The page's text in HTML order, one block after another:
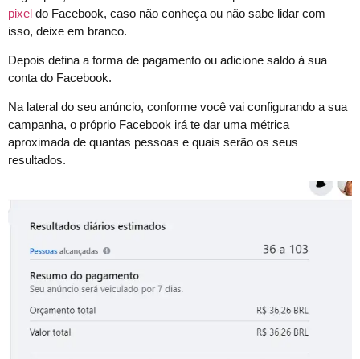
pixel do Facebook, caso não conheça ou não sabe lidar com
isso, deixe em branco.
Depois defina a forma de pagamento ou adicione saldo à sua
conta do Facebook.
Na lateral do seu anúncio, conforme você vai configurando a sua
campanha, o próprio Facebook irá te dar uma métrica
aproximada de quantas pessoas e quais serão os seus
resultados.